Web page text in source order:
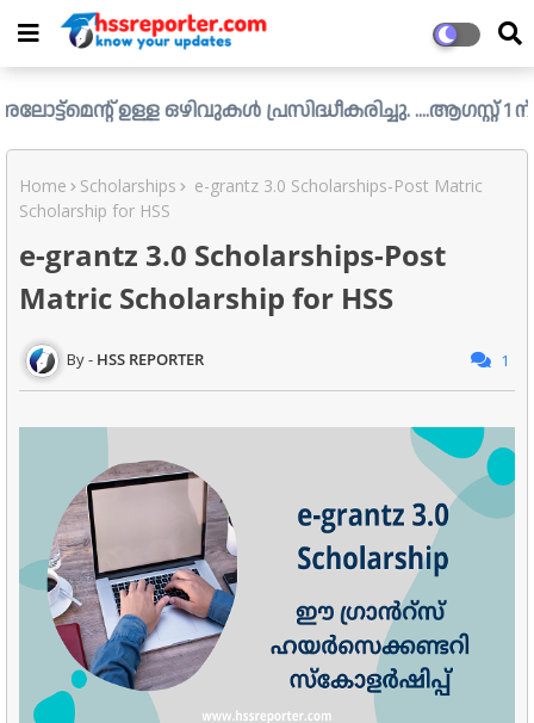
ഒഴിവുകൾ പ്രസിദ്ധീകരിച്ചു. ....ആഗസ്റ്റ് 1 ന് വൈകിട്ട്
Home Scholarships
e-grantz 3.0 Scholarships-Post Matric
Scholarship for HSS
e-grantz 3.0 Scholarships-Post
Matric Scholarship for HSS
HSS REPORTER 1